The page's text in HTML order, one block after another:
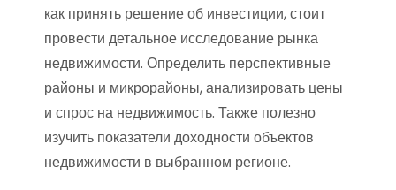
как принять решение об инвестиции, стоит
провести детальное исследование рынка
недвижимости. Определить перспективные
районы и микрорайоны, анализировать цены
и спрос на недвижимость. Также полезно
изучить показатели доходности объектов
недвижимости в выбранном регионе.